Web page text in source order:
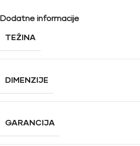
Dodatne informacije
TEŽINA
DIMENZIJE
GARANCIJA